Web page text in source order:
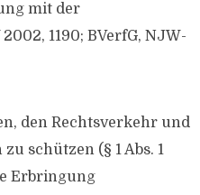
mit der
1190; BVerfG, NJW-
den Rechtsverkehr und
schützen (§ 1 Abs. 1
Erbringung